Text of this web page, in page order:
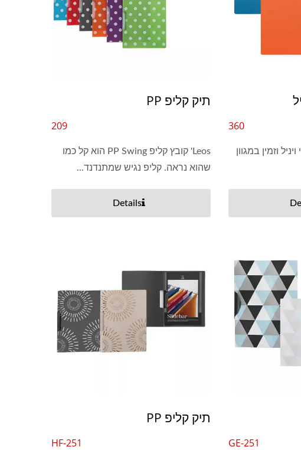
360
וזמין במגוון
תיק קליפ PP
209
Leos' קובץ קליפ PP Swing הוא קל כמו
שהוא נראה. קליפ נגיש שמתנדנד...
Details
GE-251
תיק קליפ PP
HF-251